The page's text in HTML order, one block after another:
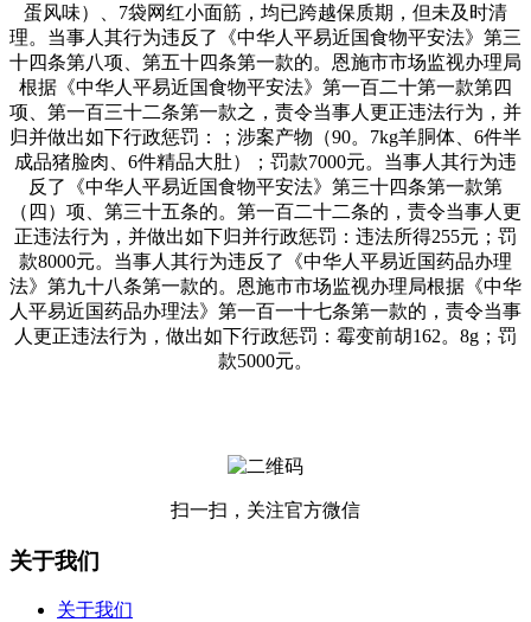
蛋风味）、7袋网红小面筋，均已跨越保质期，但未及时清
理。当事人其行为违反了《中华人平易近国食物平安法》第三
十四条第八项、第五十四条第一款的。恩施市市场监视办理局
根据《中华人平易近国食物平安法》第一百二十第一款第四
项、第一百三十二条第一款之，责令当事人更正违法行为，并
归并做出如下行政惩罚：；涉案产物（90。7kg羊胴体、6件半
成品猪脸肉、6件精品大肚）；罚款7000元。当事人其行为违
反了《中华人平易近国食物平安法》第三十四条第一款第
（四）项、第三十五条的。第一百二十二条的，责令当事人更
正违法行为，并做出如下归并行政惩罚：违法所得255元；罚
款8000元。当事人其行为违反了《中华人平易近国药品办理
法》第九十八条第一款的。恩施市市场监视办理局根据《中华
人平易近国药品办理法》第一百一十七条第一款的，责令当事
人更正违法行为，做出如下行政惩罚：霉变前胡162。8g；罚
款5000元。
扫一扫，关注官方微信
关于我们
关于我们